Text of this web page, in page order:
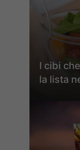
I cibi
la lista